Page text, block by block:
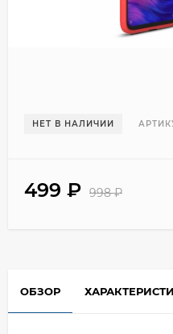
НЕТ В НАЛИЧИИ
499 ₽ 998₽
ОБЗОР